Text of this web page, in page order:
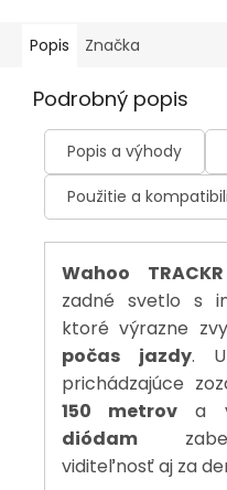
Popis Značka
Podrobný popis
Popis a výhody
Použitie a
Wahoo
zadné svetlo s
ktoré výrazne
počas jazdy.
prichádzajúce
150 metrov a
diódam
viditeľnosť aj za